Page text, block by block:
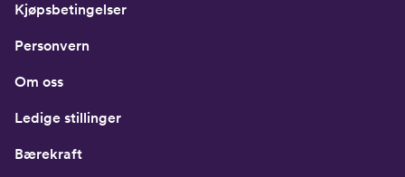
Kjøpsbetingelser
Personvern
Om oss
Ledige stillinger
Bærekraft